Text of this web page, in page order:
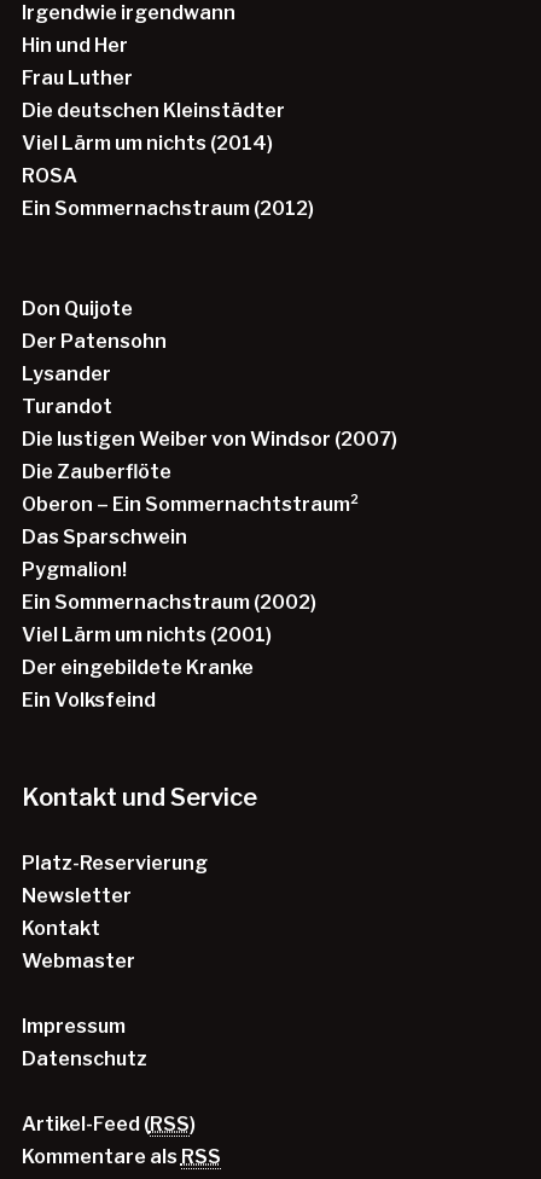
Irgendwie irgendwann
Hin und Her
Frau Luther
Die deutschen Kleinstädter
Viel Lärm um nichts (2014)
ROSA
Ein Sommernachstraum (2012)
Don Quijote
Der Patensohn
Lysander
Turandot
Die lustigen Weiber von Windsor (2007)
Die Zauberflöte
Oberon – Ein Sommernachtstraum²
Das Sparschwein
Pygmalion!
Ein Sommernachstraum (2002)
Viel Lärm um nichts (2001)
Der eingebildete Kranke
Ein Volksfeind
Kontakt und Service
Platz-Reservierung
Newsletter
Kontakt
Webmaster
Impressum
Datenschutz
Artikel-Feed (RSS)
Kommentare als RSS